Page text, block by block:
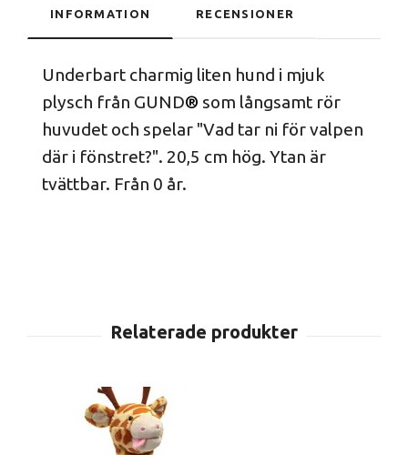
INFORMATION RECENSIONER
Underbart charmig liten hund i mjuk
plysch från GUND® som långsamt rör
huvudet och spelar "Vad tar ni för valpen
där i fönstret?". 20,5 cm hög. Ytan är
tvättbar. Från 0 år.